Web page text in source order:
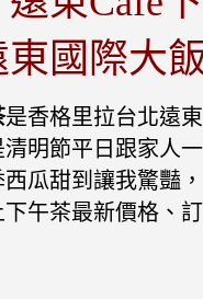
國際大
是香格里拉台北遠
明節平日跟家人
瓜甜到讓我驚豔
午茶最新價格、